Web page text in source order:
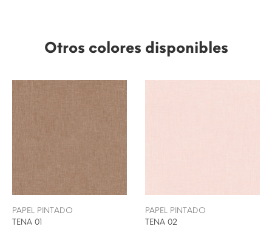
Otros colores disponibles
PAPEL PINTADO
TENA 01
PAPEL PINTADO
TENA 02